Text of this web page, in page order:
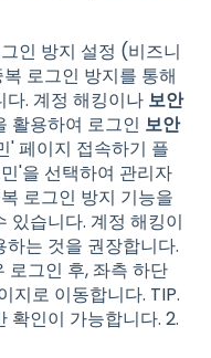
인 방지 설정 (비즈니
로그인 방지를 통해
. 계정 해킹이나 보안
활용하여 로그인 보안
페이지 접속하기 플
'을 선택하여 관리자
로그인 방지 기능을
있습니다. 계정 해킹이
는 것을 권장합니다.
로그인 후, 좌측 하단
지로 이동합니다. TIP.
확인이 가능합니다. 2.